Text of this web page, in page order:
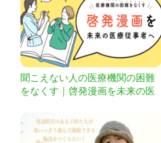
聞こえない人の医療機関の困難
をなくす｜啓発漫画を未来の医